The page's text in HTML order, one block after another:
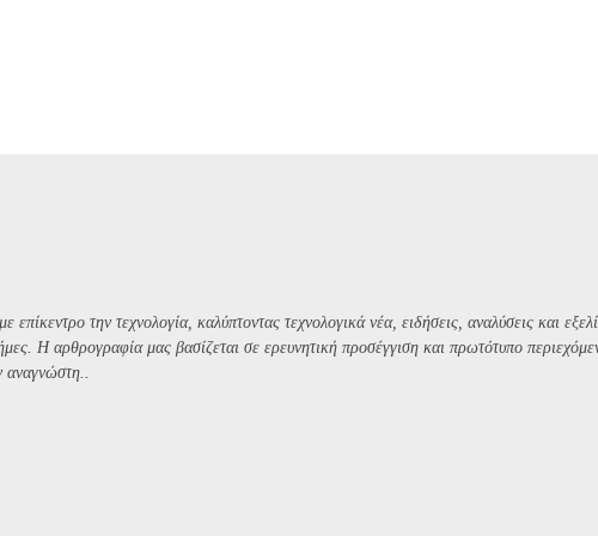
την τεχνολογία, καλύπτοντας τεχνολογικά νέα, ειδήσεις, αναλύσεις και
Η αρθρογραφία μας βασίζεται σε ερευνητική προσέγγιση και πρωτότυπο